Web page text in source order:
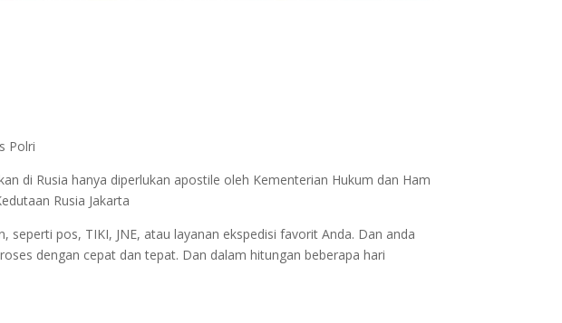
Polri
di Rusia hanya diperlukan apostile oleh Kementerian Hukum dan Ham
Rusia Jakarta
pos, TIKI, JNE, atau layanan ekspedisi favorit Anda. Dan anda
dengan cepat dan tepat. Dan dalam hitungan beberapa hari